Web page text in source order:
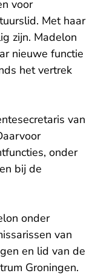
voor
Met haar
zijn. Madelon
nieuwe functie
het vertrek
van
onder
bij de
onder
van
en lid van de
Groningen.